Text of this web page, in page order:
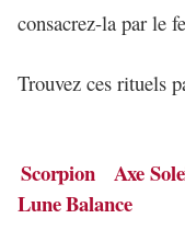
consacrez-la par le
Trouvez ces rituels
Scorpion Axe
Lune Balance